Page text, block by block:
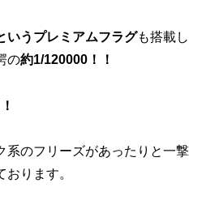
いうプレミアムフラグも搭載し
の約1/120000！！
系のフリーズがあったりと一撃
おります。